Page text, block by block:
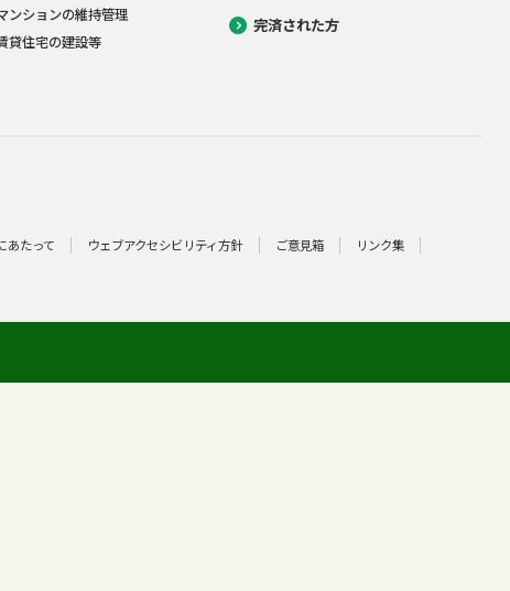
ンションの維持管理
貸住宅の建設等
完済された方
あたって ウェブアクセシビリティ方針 ご意見箱
リンク集